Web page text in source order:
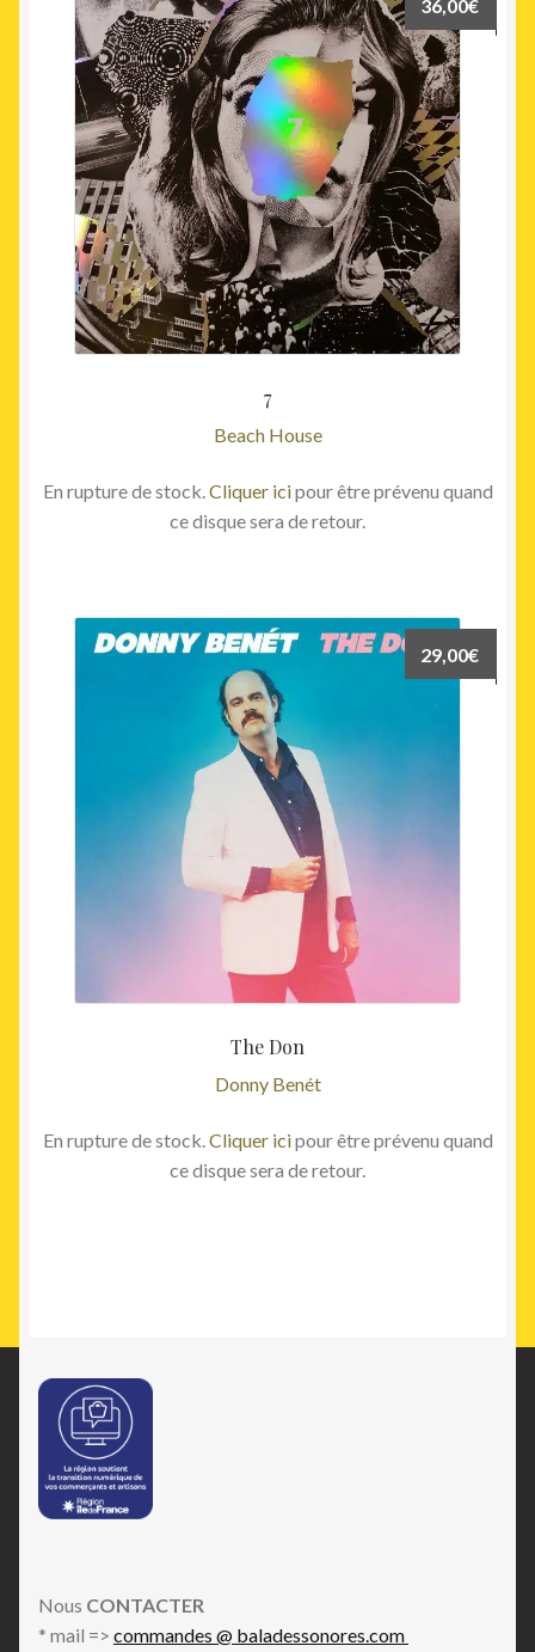
7
Beach House
36,00€
En rupture de stock.Cliquer icipour être prévenu quand
ce disque sera de retour.
The Don
Donny Benét
29,00€
En rupture de stock.Cliquer icipour être prévenu quand
ce disque sera de retour.
Nous CONTACTER
* mail => commandes @ baladessonores.com